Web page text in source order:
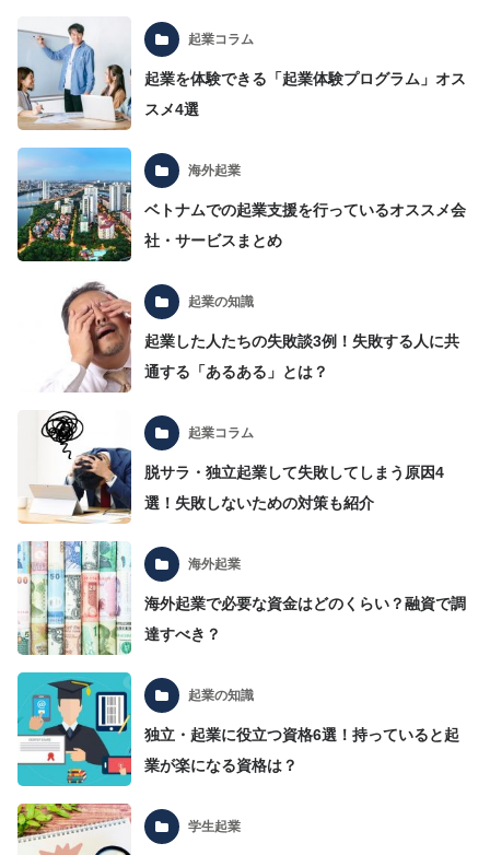
起業コラム
起業を体験できる「起業体験プログラム」オス
スメ4選
海外起業
ベトナムでの起業支援を行っているオススメ会
社・サービスまとめ
起業の知識
起業した人たちの失敗談3例！失敗する人に共
通する「あるある」とは？
起業コラム
脱サラ・独立起業して失敗してしまう原因4
選！失敗しないための対策も紹介
海外起業
海外起業で必要な資金はどのくらい？融資で調
達すべき？
起業の知識
独立・起業に役立つ資格6選！持っていると起
業が楽になる資格は？
学生起業